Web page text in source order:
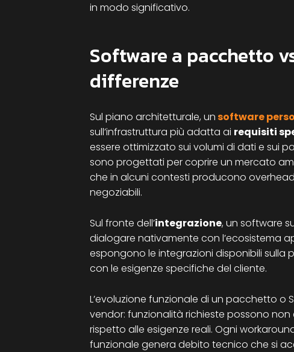
in modo significativo.
Software a pacchetto
differenze
Sul piano architetturale, unsoftware
sull’infrastruttura più adatta ai requisiti
essere ottimizzato sui volumi di dati e sui
sono progettati per coprire un mercato
che in alcuni contesti producono
negoziabili.
Sul fronte dell’integrazione, un software
dialogare nativamente con l’ecosistema
espongono le integrazioni disponibili
con le esigenze specifiche del cliente.
L’evoluzione funzionale di un pacchetto
vendor: funzionalità richieste possono
rispetto alle esigenze reali. Ogni
funzionale genera debito tecnico che si